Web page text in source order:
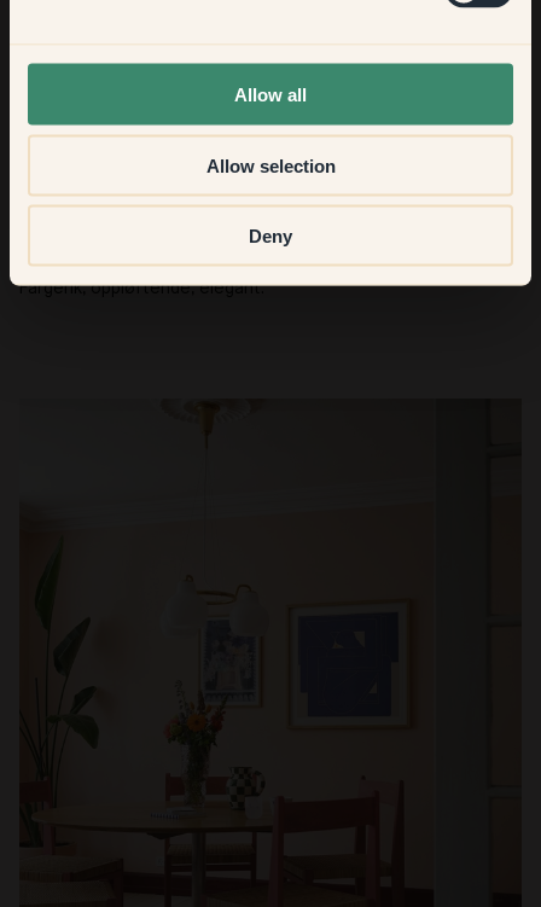
Allow all
Allow selection
Deny
rom har sin egen personlighet interiørmessig, men alle er
forbundet med brede dører. Det er her vi bor, spiser, leker og
Beskriv interiørstilen din med tre ord!
Fargerik, oppløftende, elegant.
None of the above